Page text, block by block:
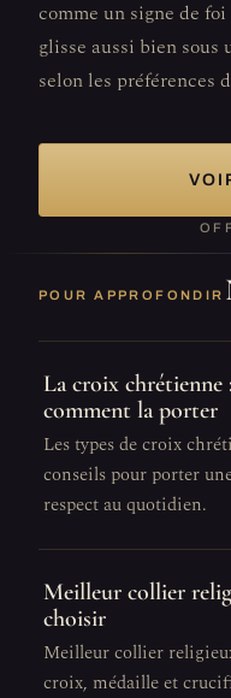
comme un signe de
glisse aussi bien sous
selon les préférences
POUR APPROFONDIR
La croix chrétienne
comment la porter
Les types de croix
conseils pour porter
respect au quotidien.
Meilleur collier
choisir
Meilleur collier
croix, médaille et